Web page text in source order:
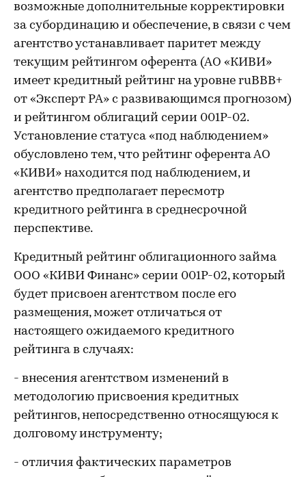
возможные дополнительные корректировки
за субординацию и обеспечение, в связи с чем
агентство устанавливает паритет между
текущим рейтингом оферента (АО «КИВИ»
имеет кредитный рейтинг на уровне ruBBB+
от «Эксперт РА» с развивающимся прогнозом)
и рейтингом облигаций серии 001Р-02.
Установление статуса «под наблюдением»
обусловлено тем, что рейтинг оферента АО
«КИВИ» находится под наблюдением, и
агентство предполагает пересмотр
кредитного рейтинга в среднесрочной
перспективе.
Кредитный рейтинг облигационного займа
ООО «КИВИ Финанс» серии 001Р-02, который
будет присвоен агентством после его
размещения, может отличаться от
настоящего ожидаемого кредитного
рейтинга в случаях:
- внесения агентством изменений в
методологию присвоения кредитных
рейтингов, непосредственно относящуюся к
долговому инструменту;
- отличия фактических параметров